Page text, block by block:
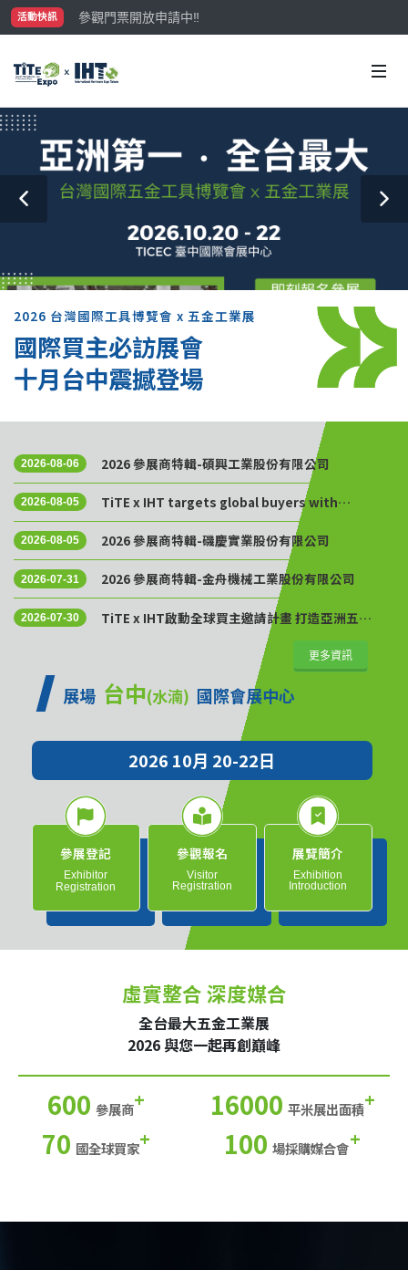
活動快訊
參觀門票開放申請中‼️
最大規模台灣五金展TiTE x IHT，2026/10/20-22與您在臺
2026 台灣國際工具博覽會 x 五金工業展
國際買主必訪展會
十月台中震撼登場
2026-08-06 2026 參展商特輯-碩興工業股份有限公司
2026-08-05
TiTE x IHT targets global buyers with
Golden Sourcing Week
2026-08-05 2026 參展商特輯-磯慶實業股份有限公司
2026-07-31 2026 參展商特輯-金舟機械工業股份有限公司
2026-07-30
TiTE x IHT啟動全球買主邀請計畫 打造亞洲五金
更多資訊
展場 台中(水湳) 國際會展中心
2026 10月 20-22日
參展登記
Exhibitor
Registration
參觀報名
Visitor
Registration
展覽簡介
Exhibition
Introduction
虛實整合 深度媒合
全台最大五金工業展
2026 與您一起再創巔峰
600 參展商+ 16000 平米展出面積+
70 國全球買家+ 100 場採購媒合會+